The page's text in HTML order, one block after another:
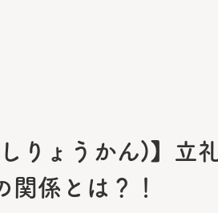
りょうかん)】
関係とは？！